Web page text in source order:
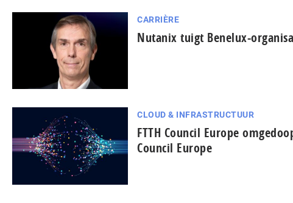
CARRIÈRE
Nutanix tuigt Benelux-
CLOUD & INFRASTRUCTUUR
FTTH Council Europe
Council Europe